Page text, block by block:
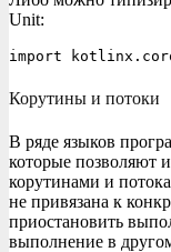
Unit:
import
Корутины и потоки
В ряде языков
которые позволяют
корутинами и
не привязана к
приостановить
выполнение в